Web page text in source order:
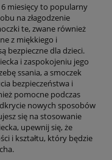
miesięcy to popularny
na złagodzenie
te, zwane również
z miękkiego i
bezpieczne dla dzieci.
i zaspokojeniu jego
ssania, a smoczek
bezpieczeństwa i
pomocne podczas
nowych sposobów
się na stosowanie
upewnij się, że
i kształtu, który będzie